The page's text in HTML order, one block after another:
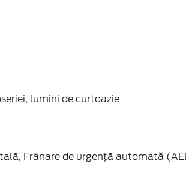
lumini de curtoazie
Frânare de urgență automată